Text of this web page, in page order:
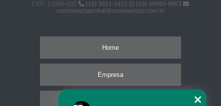
CEP: 13990-000
(19) 3651-1412
(19) 99983-9963
camisariahppinhal@camisariahp.com.br
Home
Empresa